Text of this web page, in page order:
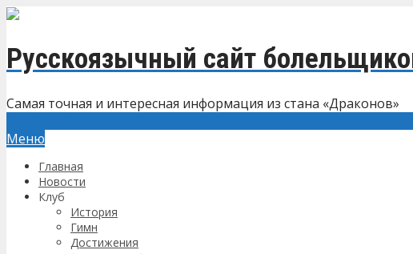
Русскоязычный сайт
Самая точная и интересная информация из стана «Драконов»
Меню
Главная
Новости
Клуб
История
Гимн
Достижения